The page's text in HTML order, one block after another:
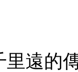
里遠的